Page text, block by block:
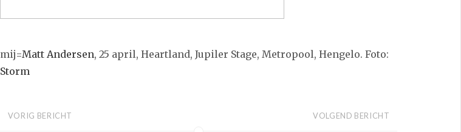
mij=Matt Andersen, 25 april, Heartland, Jupiler Stage, Metropool, Hengelo. Foto:
Storm
VORIG BERICHT VOLGEND BERICHT